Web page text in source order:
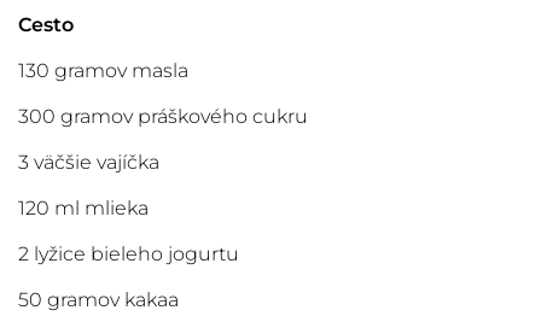
Cesto
130 gramov masla
300 gramov práškového cukru
3 väčšie vajíčka
120 ml mlieka
2 lyžice bieleho jogurtu
50 gramov kakaa